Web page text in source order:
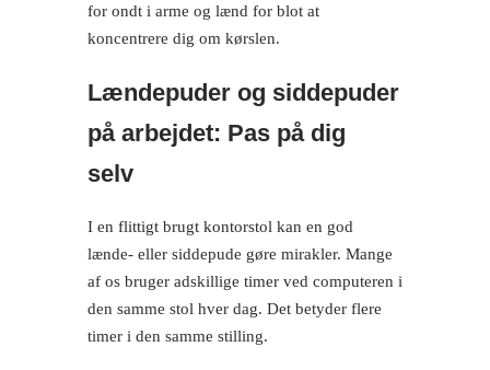
for ondt i arme og lænd for blot at
koncentrere dig om kørslen.
Lændepuder og siddepuder
på arbejdet: Pas på dig
selv
I en flittigt brugt kontorstol kan en god
lænde- eller siddepude gøre mirakler. Mange
af os bruger adskillige timer ved computeren i
den samme stol hver dag. Det betyder flere
timer i den samme stilling.